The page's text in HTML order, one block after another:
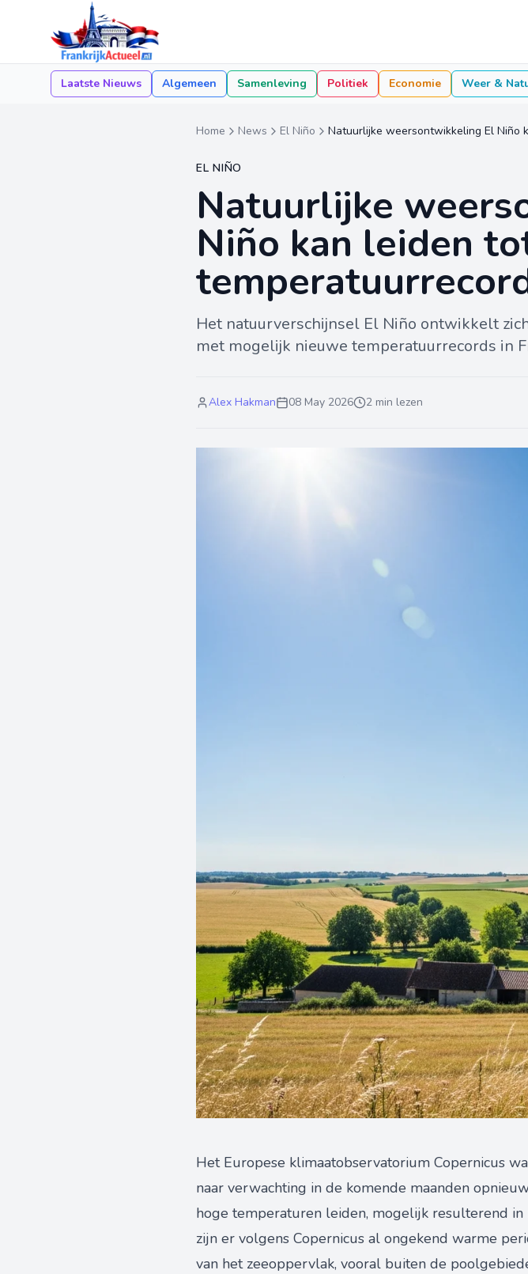
Laatste Nieuws Algemeen Samenleving Politiek Economie Weer &
Home News El Niño Natuurlijke weersontwikkeling El Niño
EL NIÑO
Natuurlijke
Niño kan leiden
Het natuurverschijnsel El Niño ontwikkelt
met mogelijk nieuwe temperatuurrecords in
Alex Hakman 08 May 2026 2 min lezen
Het Europese klimaatobservatorium Copernicus
naar verwachting in de komende maanden
hoge temperaturen leiden, mogelijk resulterend
zijn er volgens Copernicus al ongekend warme
van het zeeoppervlak, vooral buiten de